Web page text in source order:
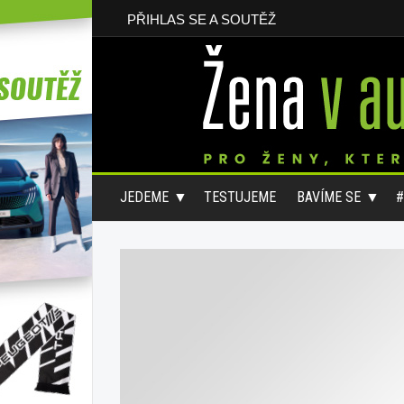
PŘIHLAS SE A SOUTĚŽ
JEDEME TESTUJEME BAVÍME SE